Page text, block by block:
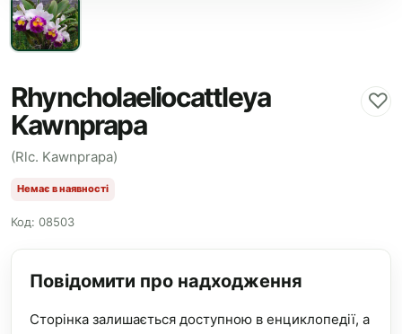
Rhyncholaeliocattleya
Kawnprapa
♡
(Rlc. Kawnprapa)
Немає в наявності
Код: 08503
Повідомити про надходження
Сторінка залишається доступною в енциклопедії, а